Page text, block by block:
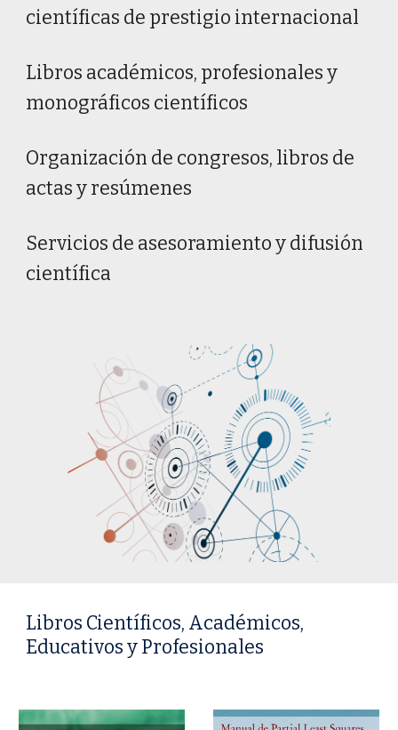
científicas de prestigio internacional
Libros académicos, profesionales y
monográficos científicos
Organización de congresos, libros de
actas y resúmenes
Servicios de asesoramiento y difusión
científica
Libros Científicos, Académicos,
Educativos y Profesionales